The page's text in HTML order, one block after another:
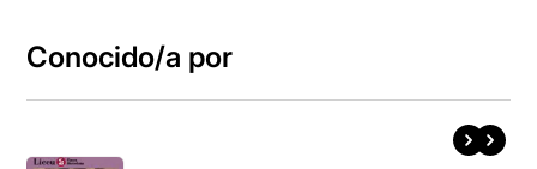
Conocido/a por